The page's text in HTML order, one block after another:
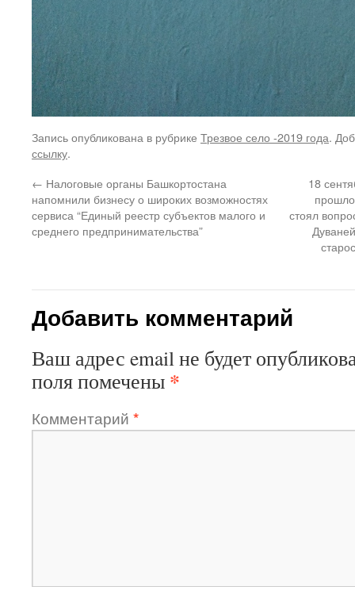
Запись опубликована в рубрике Трезвое село -2019 года.
ссылку.
← Налоговые органы Башкортостана
напомнили бизнесу о широких возможностях
сервиса “Единый реестр субъектов малого и
среднего предпринимательства”
18
стоял
Добавить комментарий
Ваш адрес email не будет
поля помечены *
Комментарий *